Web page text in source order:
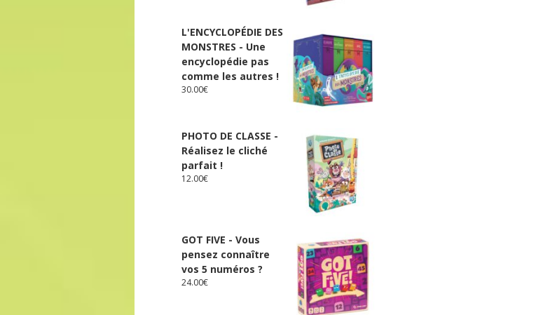
L'ENCYCLOPÉDIE DES
MONSTRES - Une
encyclopédie pas
comme les autres !
30.00€
PHOTO DE CLASSE -
Réalisez le cliché
parfait !
12.00€
GOT FIVE - Vous
pensez connaître
vos 5 numéros ?
24.00€